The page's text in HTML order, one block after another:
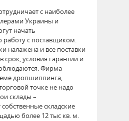
с наиболее
Украины и
начать
с поставщиком.
налажена и все поставки
срок, условия гарантии и
Фирма
дропшиппинга,
точке не надо
склады –
складские
более 12 тыс кв. м.